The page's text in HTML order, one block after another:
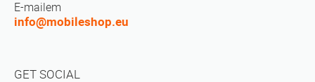
E-mailem
info@mobileshop.eu
GET SOCIAL